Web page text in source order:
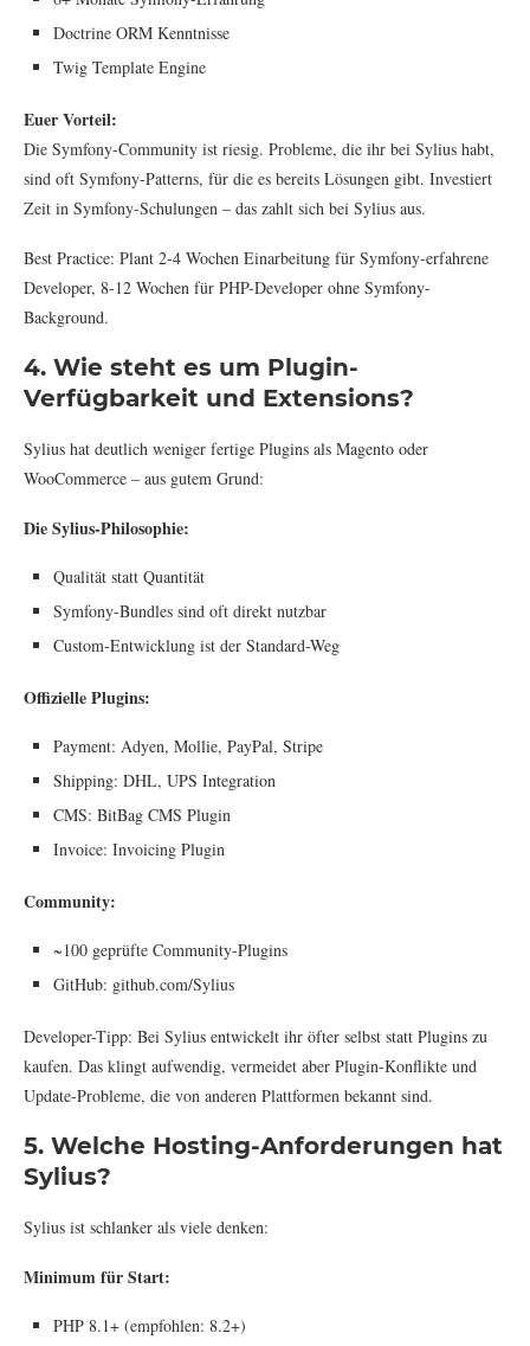
Doctrine ORM Kenntnisse
Twig Template Engine
Euer Vorteil:
Die Symfony-Community ist riesig. Probleme, die ihr bei Sylius habt,
sind oft Symfony-Patterns, für die es bereits Lösungen gibt. Investiert
Zeit in Symfony-Schulungen – das zahlt sich bei Sylius aus.
Best Practice: Plant 2-4 Wochen Einarbeitung für Symfony-erfahrene
Developer, 8-12 Wochen für PHP-Developer ohne Symfony-
Background.
4. Wie steht es um Plugin-
Verfügbarkeit und Extensions?
Sylius hat deutlich weniger fertige Plugins als Magento oder
WooCommerce – aus gutem Grund:
Die Sylius-Philosophie:
Qualität statt Quantität
Symfony-Bundles sind oft direkt nutzbar
Custom-Entwicklung ist der Standard-Weg
Offizielle Plugins:
Payment: Adyen, Mollie, PayPal, Stripe
Shipping: DHL, UPS Integration
CMS: BitBag CMS Plugin
Invoice: Invoicing Plugin
Community:
~100 geprüfte Community-Plugins
GitHub: github.com/Sylius
Developer-Tipp: Bei Sylius entwickelt ihr öfter selbst statt Plugins zu
kaufen. Das klingt aufwendig, vermeidet aber Plugin-Konflikte und
Update-Probleme, die von anderen Plattformen bekannt sind.
5. Welche Hosting-Anforderungen hat
Sylius?
Sylius ist schlanker als viele denken:
Minimum für Start:
PHP 8.1+ (empfohlen: 8.2+)